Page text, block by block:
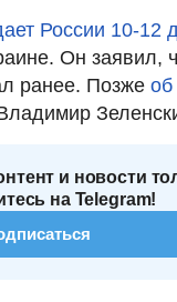
России 10-12
Он заявил,
ранее. Позже об
и новости
на Telegram!